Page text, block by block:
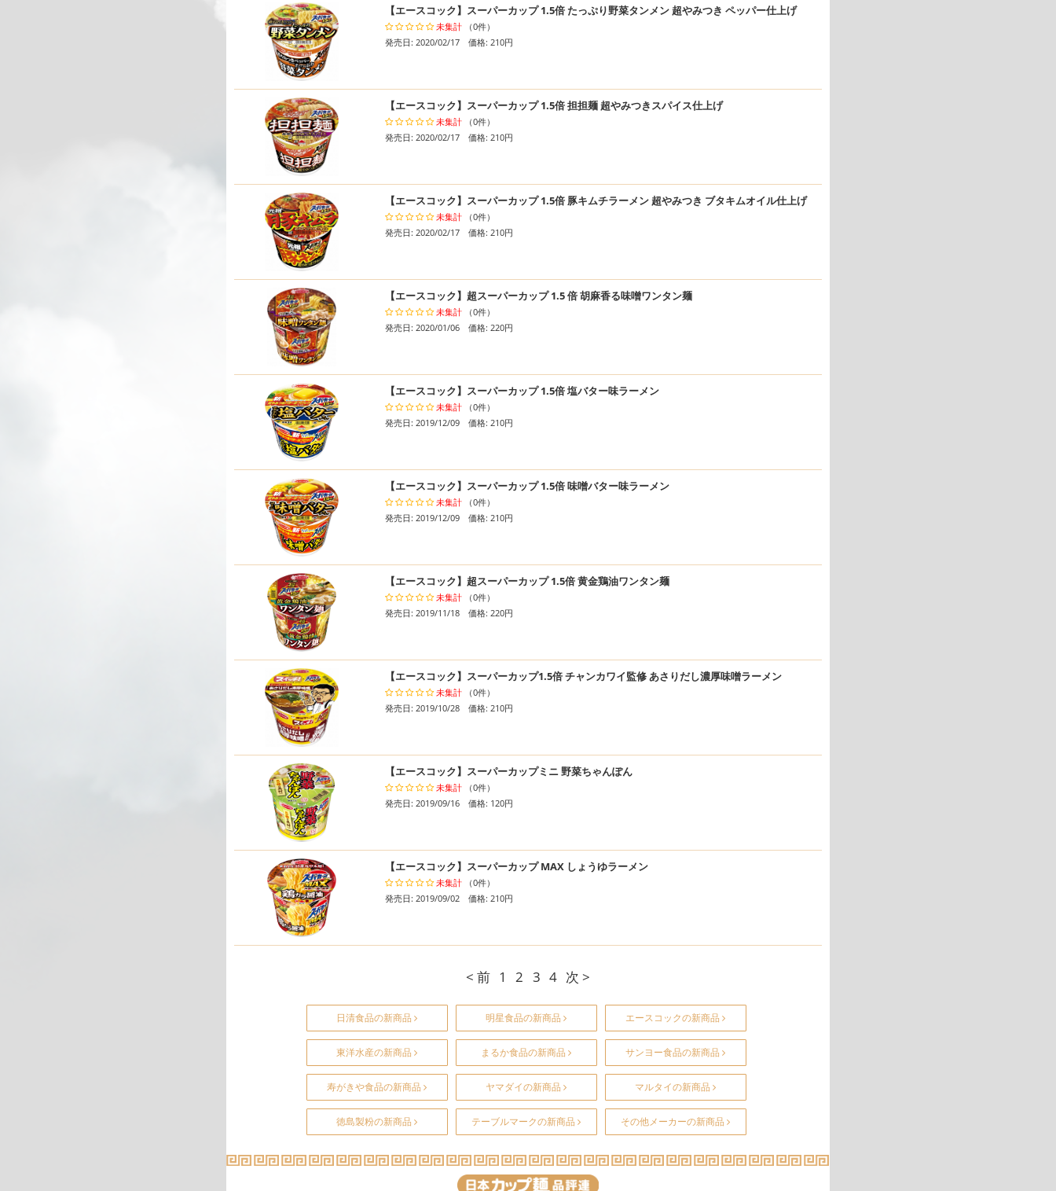
【エースコック】スーパーカップ 1.5倍 たっぷり野菜タンメン 超やみつき ペッパー仕上げ
未集計 （0件）
発売日: 2020/02/17 価格: 210円
【エースコック】スーパーカップ 1.5倍 担担麺 超やみつきスパイス仕上げ
未集計 （0件）
発売日: 2020/02/17 価格: 210円
【エースコック】スーパーカップ 1.5倍 豚キムチラーメン 超やみつき ブタキムオイル仕上げ
未集計 （0件）
発売日: 2020/02/17 価格: 210円
【エースコック】超スーパーカップ 1.5 倍 胡麻香る味噌ワンタン麺
未集計 （0件）
発売日: 2020/01/06 価格: 220円
【エースコック】スーパーカップ 1.5倍 塩バター味ラーメン
未集計 （0件）
発売日: 2019/12/09 価格: 210円
【エースコック】スーパーカップ 1.5倍 味噌バター味ラーメン
未集計 （0件）
発売日: 2019/12/09 価格: 210円
【エースコック】超スーパーカップ 1.5倍 黄金鶏油ワンタン麺
未集計 （0件）
発売日: 2019/11/18 価格: 220円
【エースコック】スーパーカップ1.5倍 チャンカワイ監修 あさりだし濃厚味噌ラーメン
未集計 （0件）
発売日: 2019/10/28 価格: 210円
【エースコック】スーパーカップミニ 野菜ちゃんぽん
未集計 （0件）
発売日: 2019/09/16 価格: 120円
【エースコック】スーパーカップ MAX しょうゆラーメン
未集計 （0件）
発売日: 2019/09/02 価格: 210円
< 前 1 2 3 4 次 >
日清食品の新商品 明星食品の新商品 エースコックの新商品
東洋水産の新商品 まるか食品の新商品 サンヨー食品の新商品
寿がきや食品の新商品 ヤマダイの新商品 マルタイの新商品
徳島製粉の新商品 テーブルマークの新商品 その他メーカーの新商品